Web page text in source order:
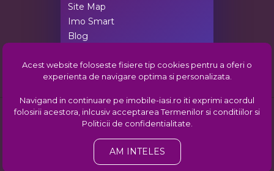
Site Map
Imo Smart
Blog
Pachete de promovare
Comunitatea imobiliara din Iasi
Copyright © 2008-2026:imobiliareiasi.ro , Imobiliare Iasi
Info consumator: 0800.080.999,
Web Design by TREI IDEI
Acest website foloseste fisiere tip cookies pentru a oferi o
experienta de navigare optima si personalizata.
Navigand in continuare pe imobile-iasi.ro iti exprimi acordul
folosirii acestora, inlcusiv acceptareaTermenilor si conditiilor si
Politicii de confidentialitate
AM INTELES